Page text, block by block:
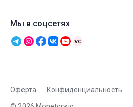
Мы в соцсетях
Оферта Конфиденциальность